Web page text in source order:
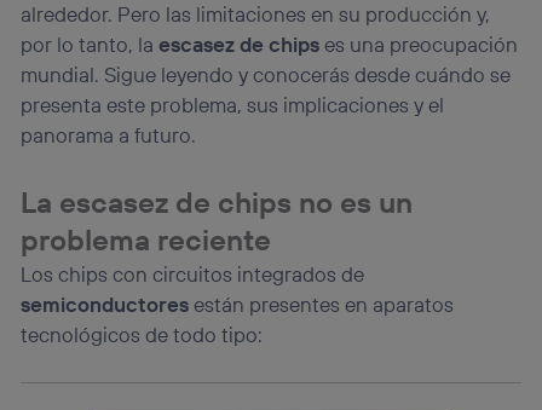
alrededor. Pero las limitaciones en su producción y,
por lo tanto, laescasez de chipses una preocupación
mundial. Sigue leyendo y conocerás desde cuándo se
presenta este problema, sus implicaciones y el
panorama a futuro.
La escasez de chips no es un
problema reciente
Los chips con circuitos integrados de
semiconductoresestán presentes en aparatos
tecnológicos de todo tipo: